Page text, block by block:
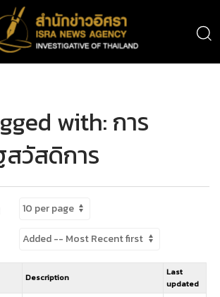
with: การ
วัสดิการ
Description
Last
updated